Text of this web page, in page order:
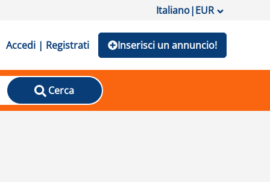
Italiano|EUR
Accedi | Registrati Inserisci un annuncio!
Cerca